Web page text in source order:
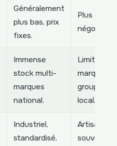
Généralement
plus bas, prix
fixes.
Plus
Immense
stock multi-
marques
national.
Limité aux
marques
groupe et
local.
Industriel,
standardisé,
Artisanal,
souvent